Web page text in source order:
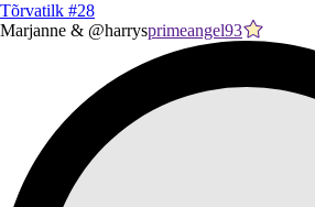
Tõrvatilk #28
Marjanne & @harrysprimeangel93